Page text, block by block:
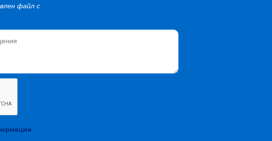
файл с